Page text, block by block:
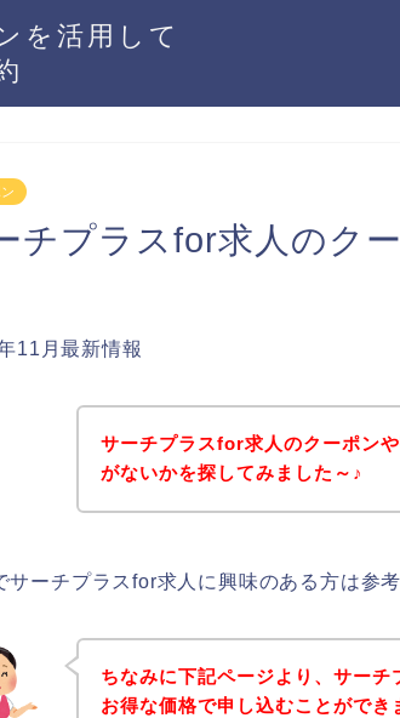
を活用して
チプラスfor求人のク
11月最新情報
サーチプラスfor求人のクーポン
がないかを探してみました～♪
サーチプラスfor求人に興味のある方は参
ちなみに下記ページより、サー
お得な価格で申し込むことがで